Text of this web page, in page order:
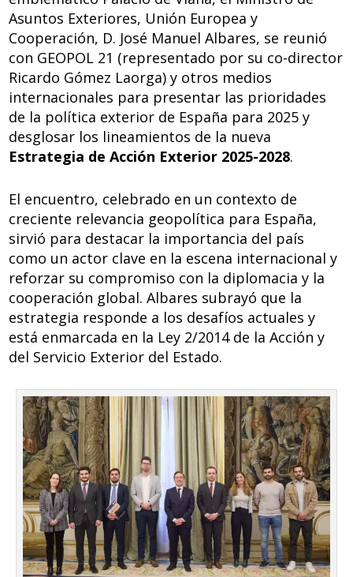
o
o
k
dI
n
A
p
p
t
Asuntos Exteriores, Unión Europea y
Cooperación, D. José Manuel Albares, se reunió
con GEOPOL 21 (representado por su co-director
Ricardo Gómez Laorga) y otros medios
internacionales para presentar las prioridades
de la política exterior de España para 2025 y
desglosar los lineamientos de la nueva
Estrategia de Acción Exterior 2025-2028.
El encuentro, celebrado en un contexto de
creciente relevancia geopolítica para España,
sirvió para destacar la importancia del país
como un actor clave en la escena internacional y
reforzar su compromiso con la diplomacia y la
cooperación global. Albares subrayó que la
estrategia responde a los desafíos actuales y
está enmarcada en la Ley 2/2014 de la Acción y
del Servicio Exterior del Estado.